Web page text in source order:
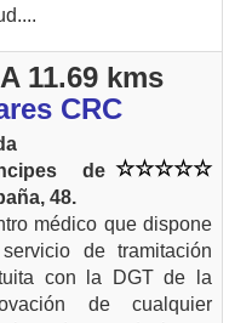
A 11.69 kms
CRC
de
48.
médico que dispone
de tramitación
con la DGT de la
de cualquier